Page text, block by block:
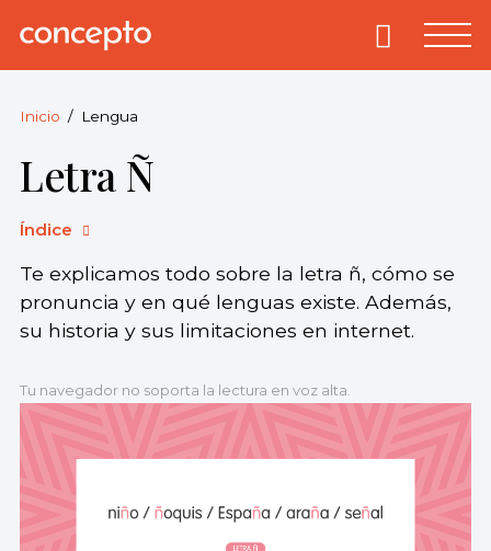
Concepto.
derechos
reservados.
Primary
Inicio Lengua
Letra Ñ
Índice
Te explicamos todo sobre la letra ñ, cómo se
pronuncia y en qué lenguas existe. Además,
su historia y sus limitaciones en internet.
Tu navegador no soporta la lectura en voz alta.